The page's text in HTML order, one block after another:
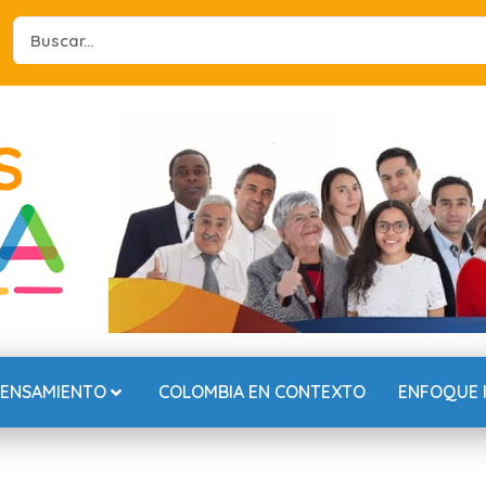
Search
...
COLOMBIA EN CONTEXTO ENFOQUE